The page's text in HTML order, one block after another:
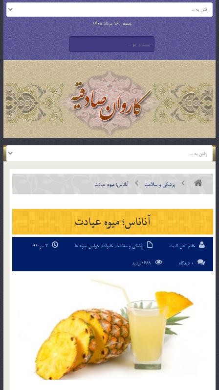
جمعه , 16 مرداد 1405
پزشکی و سلامت آناناس؛‌ میوه‌ عیادت
آناناس؛‌ میوه‌ عیادت
خادم اهل البیت پزشکی و سلامت, خانواده, خواص میوه ها
0 دیدگاه